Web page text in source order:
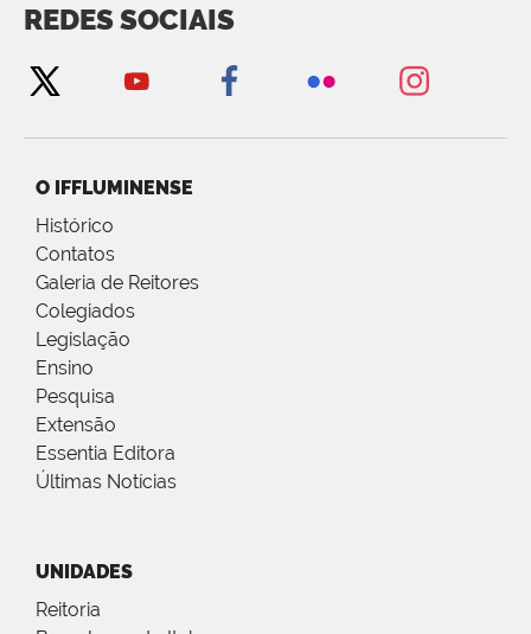
REDES SOCIAIS
O IFFLUMINENSE
Histórico
Contatos
Galeria de Reitores
Colegiados
Legislação
Ensino
Pesquisa
Extensão
Essentia Editora
Últimas Notícias
UNIDADES
Reitoria